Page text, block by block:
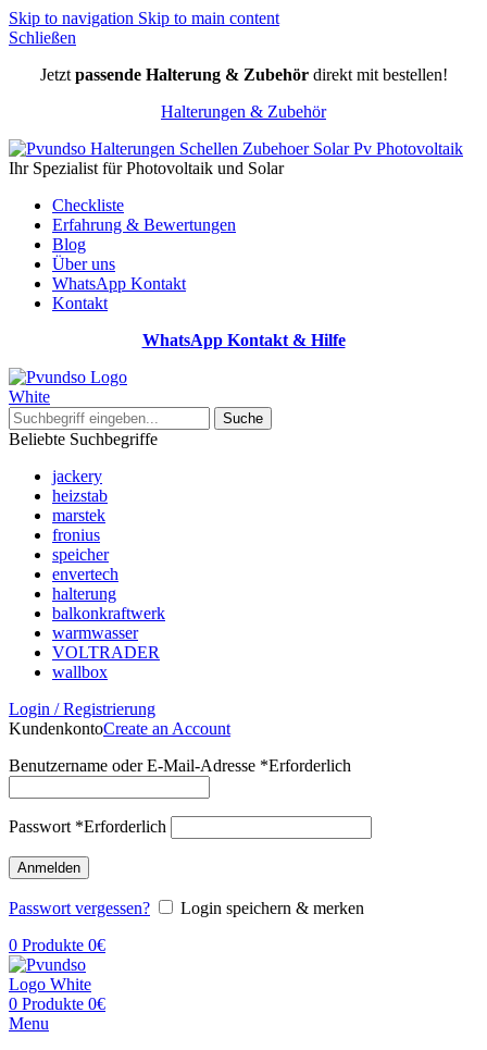
Skip to navigation Skip to main content
Schließen
Jetzt passende Halterung & Zubehördirekt mit bestellen!
Halterungen & Zubehör
Ihr Spezialist für Photovoltaik und Solar
Checkliste
Erfahrung & Bewertungen
Blog
Über uns
WhatsApp Kontakt
Kontakt
WhatsApp Kontakt & Hilfe
Suche
Beliebte Suchbegriffe
jackery
heizstab
marstek
fronius
speicher
envertech
halterung
balkonkraftwerk
warmwasser
VOLTRADER
wallbox
Login / Registrierung
KundenkontoCreate an Account
Benutzername oder E-Mail-Adresse *Erforderlich
Passwort *Erforderlich
Anmelden
Passwort vergessen?
Login speichern & merken
0 Produkte 0€
0 Produkte 0€
Menu